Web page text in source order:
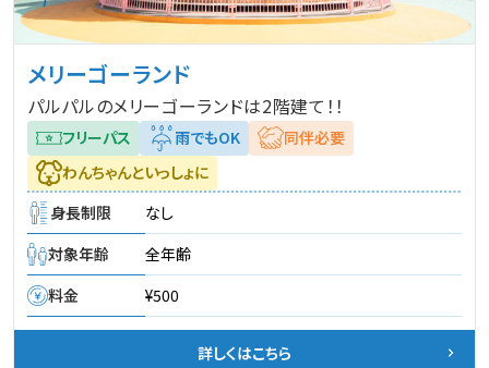
メリーゴーランド
パルパルのメリーゴーランドは2階建て！！
フリーパス 雨でもOK
同伴必要
わんちゃんといっしょに
身長制限
なし
対象年齢
全年齢
料金
¥500
詳しくはこちら